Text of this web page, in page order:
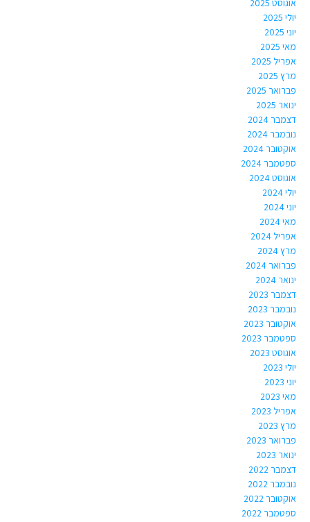
אוגוסט 2025
יולי 2025
יוני 2025
מאי 2025
אפריל 2025
מרץ 2025
פברואר 2025
ינואר 2025
דצמבר 2024
נובמבר 2024
אוקטובר 2024
ספטמבר 2024
אוגוסט 2024
יולי 2024
יוני 2024
מאי 2024
אפריל 2024
מרץ 2024
פברואר 2024
ינואר 2024
דצמבר 2023
נובמבר 2023
אוקטובר 2023
ספטמבר 2023
אוגוסט 2023
יולי 2023
יוני 2023
מאי 2023
אפריל 2023
מרץ 2023
פברואר 2023
ינואר 2023
דצמבר 2022
נובמבר 2022
אוקטובר 2022
ספטמבר 2022